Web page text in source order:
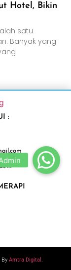
Hotel, Bikin
satu
Banyak yang
:
By Amtra Digital .